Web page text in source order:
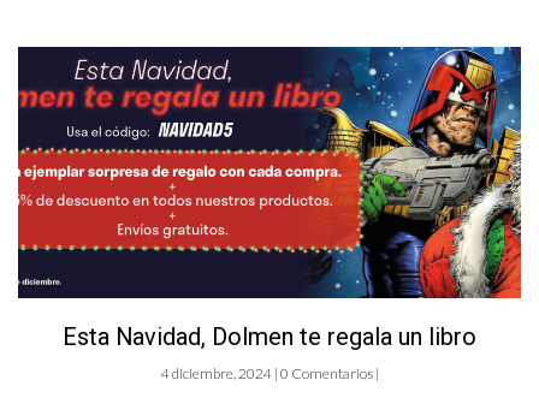
Esta Navidad, Dolmen te regala un libro
4 diciembre, 2024 | 0 Comentarios |